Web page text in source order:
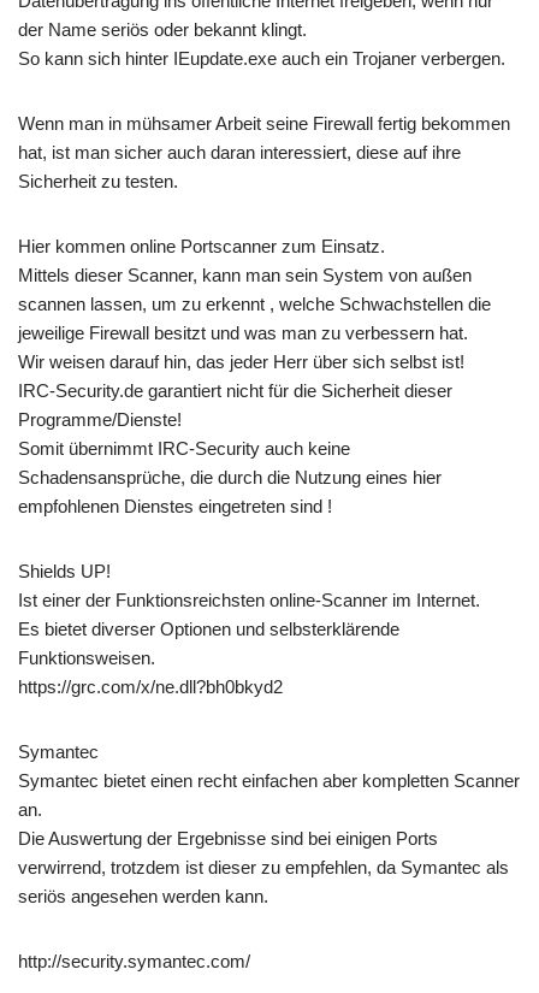
der Name seriös oder bekannt klingt.
So kann sich hinter IEupdate.exe auch ein Trojaner verbergen.
Wenn man in mühsamer Arbeit seine Firewall fertig bekommen
hat, ist man sicher auch daran interessiert, diese auf ihre
Sicherheit zu testen.
Hier kommen online Portscanner zum Einsatz.
Mittels dieser Scanner, kann man sein System von außen
scannen lassen, um zu erkennt , welche Schwachstellen die
jeweilige Firewall besitzt und was man zu verbessern hat.
Wir weisen darauf hin, das jeder Herr über sich selbst ist!
IRC-Security.de garantiert nicht für die Sicherheit dieser
Programme/Dienste!
Somit übernimmt IRC-Security auch keine
Schadensansprüche, die durch die Nutzung eines hier
empfohlenen Dienstes eingetreten sind !
Shields UP!
Ist einer der Funktionsreichsten online-Scanner im Internet.
Es bietet diverser Optionen und selbsterklärende
Funktionsweisen.
https://grc.com/x/ne.dll?bh0bkyd2
Symantec
Symantec bietet einen recht einfachen aber kompletten Scanner
an.
Die Auswertung der Ergebnisse sind bei einigen Ports
verwirrend, trotzdem ist dieser zu empfehlen, da Symantec als
seriös angesehen werden kann.
http://security.symantec.com/